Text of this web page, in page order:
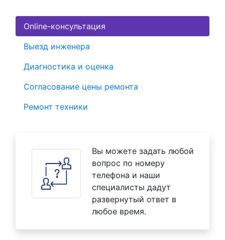
Online-консультация
Выезд инженера
Диагностика и оценка
Согласование цены ремонта
Ремонт техники
Вы можете задать любой
вопрос по номеру
телефона и наши
специалисты дадут
развернутый ответ в
любое время.